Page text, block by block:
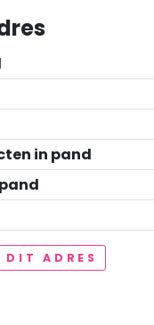
in pand
DIT ADRES